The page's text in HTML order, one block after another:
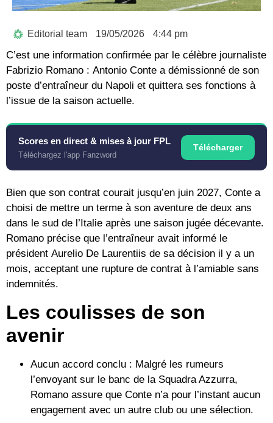
Editorial team 19/05/2026 4:44 pm
C’est une information confirmée par le célèbre journaliste
Fabrizio Romano : Antonio Conte a démissionné de son
poste d’entraîneur du Napoli et quittera ses fonctions à
l’issue de la saison actuelle.
Scores en direct & mises à jour FPL
Téléchargez l'app Fanzword
Télécharger
Bien que son contrat courait jusqu’en juin 2027, Conte a
choisi de mettre un terme à son aventure de deux ans
dans le sud de l’Italie après une saison jugée décevante.
Romano précise que l’entraîneur avait informé le
président Aurelio De Laurentiis de sa décision il y a un
mois, acceptant une rupture de contrat à l’amiable sans
indemnités.
Les coulisses de son
avenir
Aucun accord conclu : Malgré les rumeurs
l’envoyant sur le banc de la Squadra Azzurra,
Romano assure que Conte n’a pour l’instant aucun
engagement avec un autre club ou une sélection.